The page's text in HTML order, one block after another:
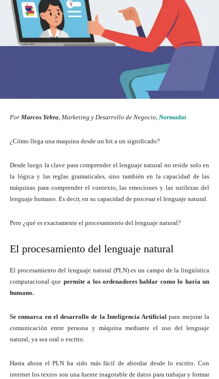
Por Marcos Yebra, Marketing y Desarrollo de Negocio, Normadat
¿Cómo llega una maquina desde un bit a un significado?
Desde luego la clave para comprender el lenguaje natural no reside solo en
la lógica y las reglas gramaticales, sino también en la capacidad de las
máquinas para comprender el contexto, las emociones y las sutilezas del
lenguaje humano. Es decir, en su capacidad de procesar el lenguaje natural.
Pero ¿qué es exactamente el procesamiento del lenguaje natural?
El procesamiento del lenguaje natural
El procesamiento del lenguaje natural (PLN) es un campo de la lingüística
computacional que permite a los ordenadores hablar como lo haría un
humano.
Se enmarca en el desarrollo de la Inteligencia Artificial para mejorar la
comunicación entre persona y máquina mediante el uso del lenguaje
natural, ya sea oral o escrito.
Hasta ahora el PLN ha sido más fácil de abordar desde lo escrito. Con
internet los textos son una fuente inagotable de datos para trabajar y formar